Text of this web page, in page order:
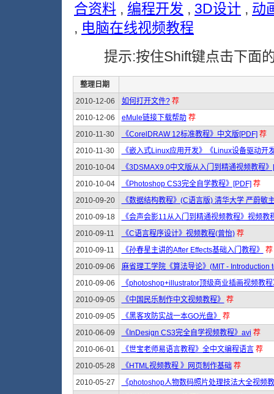
合资料 , 编程开发 , 3D设计 , 动
, 电脑在线视频教程
提示:按住Shift键点击下面
整理日期
2010-12-06
如何打开文件? 荐
2010-12-06
eMule链接下载帮助 荐
2010-11-30
《CorelDRAW 12标准教程》中文版[PDF] 荐
2010-11-30
《嵌入式Linux应用开发》《Linux设备驱动开
2010-10-04
《3DSMAX9.0中文版从入门到精通视频教程
2010-10-04
《Photoshop CS3完全自学教程》[PDF] 荐
2010-09-20
《数据结构教程》(C语言版) 清华大学 严蔚敏
2010-09-18
《会声会影11从入门到精通视频教程》视频教
2010-09-11
《C语言程序设计》视频教程(曾怡) 荐
2010-09-11
《孙春星主讲的After Effects基础入门教程》
荐
2010-09-06
麻省理工学院《算法导论》(MIT - Introduction
2010-09-06
《photoshop+illustrator顶级商业插画视频教
2010-09-05
《中国民乐制作中文视频教程》
荐
2010-09-05
《黑客攻防实战一本GO光盘》
荐
2010-06-09
《InDesign CS3完全自学视频教程》avi 荐
2010-06-01
《世宝老师易语言教程》全中文编程语言 荐
2010-05-28
《HTML视频教程 》网页制作基础 荐
2010-05-27
《photoshop人物数码照片处理技法大全视频